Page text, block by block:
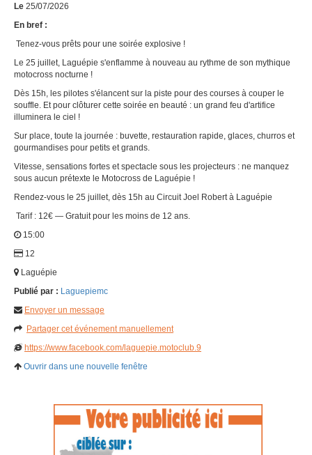
Le 25/07/2026
En bref :
Tenez-vous prêts pour une soirée explosive !
Le 25 juillet, Laguépie s'enflamme à nouveau au rythme de son mythique
motocross nocturne !
Dès 15h, les pilotes s'élancent sur la piste pour des courses à couper le
souffle. Et pour clôturer cette soirée en beauté : un grand feu d'artifice
illuminera le ciel !
Sur place, toute la journée : buvette, restauration rapide, glaces, churros et
gourmandises pour petits et grands.
Vitesse, sensations fortes et spectacle sous les projecteurs : ne manquez
sous aucun prétexte le Motocross de Laguépie !
Rendez-vous le 25 juillet, dès 15h au Circuit Joel Robert à Laguépie
Tarif : 12€ — Gratuit pour les moins de 12 ans.
15:00
12
Laguépie
Publié par : Laguepiemc
Envoyer un message
Partager cet événement manuellement
https://www.facebook.com/laguepie.motoclub.9
Ouvrir dans une nouvelle fenêtre